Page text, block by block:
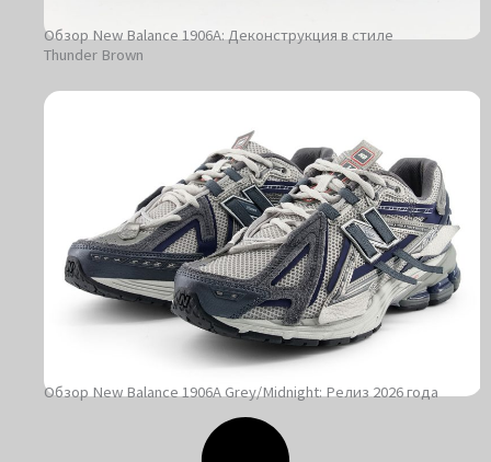
Обзор New Balance 1906A: Деконструкция в стиле
Thunder Brown
Обзор New Balance 1906A Grey/Midnight: Релиз 2026 года